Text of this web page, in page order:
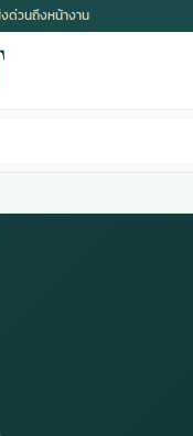
ด่วนถึงหน้างาน